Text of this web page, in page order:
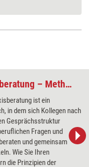
Teamtraining: Kollegiale Praxisberatung – Methode und Übung
ist ein
in dem sich Kollegen nach
Gesprächsstruktur
Fragen und
und gemeinsam
Wie Sie Ihren
die Prinzipien der